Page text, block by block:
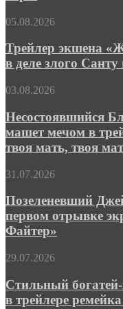
здесь»
полностью
изменить
правила
игры
Трейлер
«Жестокая
ночь 2»
показывает
деле
Санту
и
его
жену
05.08.2026
Трейлер экшена
в деле злого
Несостоявшийся
Махершала
Али
резво
машет
в
фильма
«Твоя
мать,
твоя
твоя
03.08.2026
Несостоявшийся
машет мечом в
твоя мать, твоя
Позеленевший
Момоа
боевая
магия
первом
экранизации
игры
31.07.2026
Позеленевший
первом отрывке
Файтер»
Стильный
грабитель
Майкл
Б.
29.07.2026
Стильный
в трейлере